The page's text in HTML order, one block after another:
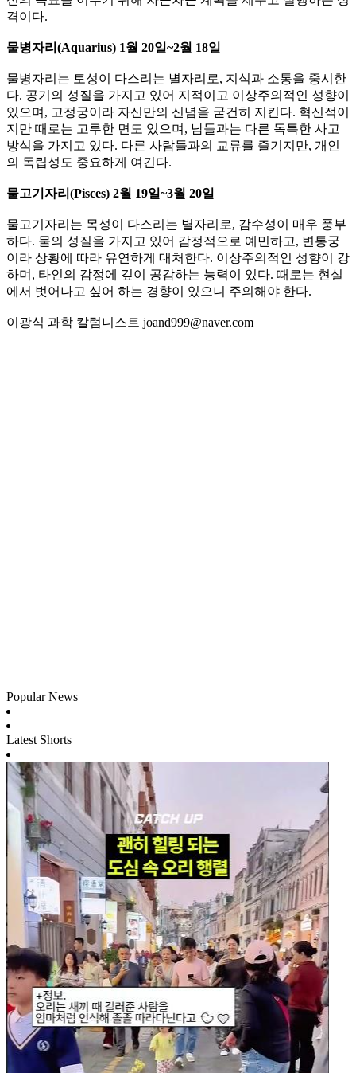
격이다.​
​물병자리(Aquarius) 1월 20일~2월 18일​
물병자리는 토성이 다스리는 별자리로, 지식과 소통을 중시한
다. 공기의 성질을 가지고 있어 지적이고 이상주의적인 성향이
있으며, 고정궁이라 자신만의 신념을 굳건히 지킨다. 혁신적이
지만 때로는 고루한 면도 있으며, 남들과는 다른 독특한 사고
방식을 가지고 있다. 다른 사람들과의 교류를 즐기지만, 개인
의 독립성도 중요하게 여긴다.​
​물고기자리(Pisces) 2월 19일~3월 20일​​
물고기자리는 목성이 다스리는 별자리로, 감수성이 매우 풍부
하다. 물의 성질을 가지고 있어 감정적으로 예민하고, 변통궁
이라 상황에 따라 유연하게 대처한다. 이상주의적인 성향이 강
하며, 타인의 감정에 깊이 공감하는 능력이 있다. 때로는 현실
에서 벗어나고 싶어 하는 경향이 있으니 주의해야 한다.
이광식 과학 칼럼니스트 joand999@naver.com
Popular News
Latest Shorts